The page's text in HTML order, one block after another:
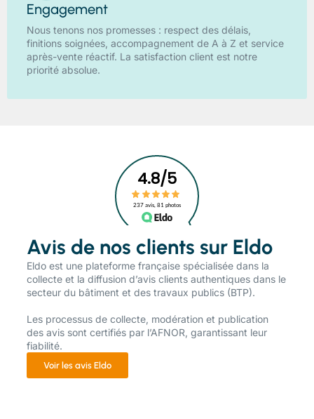
Engagement
Nous tenons nos promesses : respect des délais,
finitions soignées, accompagnement de A à Z et service
après-vente réactif. La satisfaction client est notre
priorité absolue.
Avis de nos clients sur Eldo
​Eldo est une plateforme française spécialisée dans la
collecte et la diffusion d’avis clients authentiques dans le
secteur du bâtiment et des travaux publics (BTP).
Les processus de collecte, modération et publication
des avis sont certifiés par l’AFNOR, garantissant leur
fiabilité.
Voir les avis Eldo